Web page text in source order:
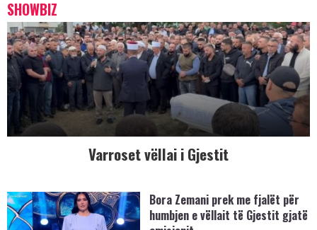
SHOWBIZ
Varroset vëllai i Gjestit
Bora Zemani prek me fjalët për
humbjen e vëllait të Gjestit gjatë